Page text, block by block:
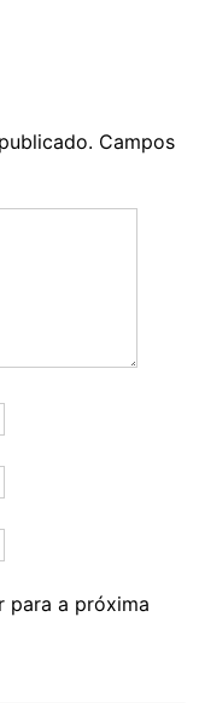
Campos
para a próxima